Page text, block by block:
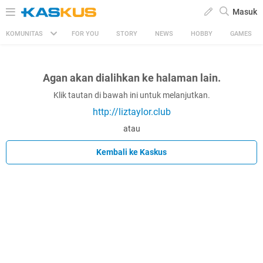
Masuk
KOMUNITAS FOR YOU STORY NEWS HOBBY GAMES
Agan akan dialihkan ke halaman lain.
Klik tautan di bawah ini untuk melanjutkan.
http://liztaylor.club
atau
Kembali ke Kaskus